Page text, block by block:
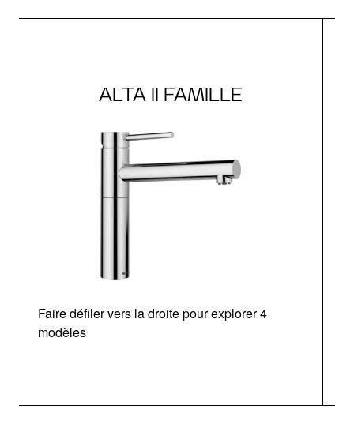
ALTA II FAMILLE
Faire défiler vers la droite pour explorer 4
modèles